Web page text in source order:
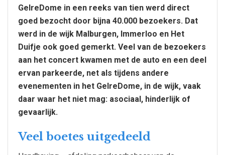
GelreDome in een reeks van tien werd direct
goed bezocht door bijna 40.000 bezoekers. Dat
werd in de wijk Malburgen, Immerloo en Het
Duifje ook goed gemerkt. Veel van de bezoekers
aan het concert kwamen met de auto en een deel
ervan parkeerde, net als tijdens andere
evenementen in het GelreDome, in de wijk, vaak
daar waar het niet mag: asociaal, hinderlijk of
gevaarlijk.
Veel boetes uitgedeeld